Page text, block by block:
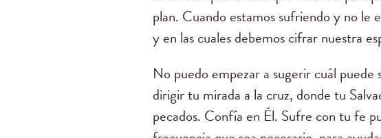
plan. Cuando estamos sufriendo y no le
y en las cuales debemos cifrar nuestra
No puedo empezar a sugerir cuál
dirigir tu mirada a la cruz, donde tu
pecados. Confía en Él. Sufre con tu fe